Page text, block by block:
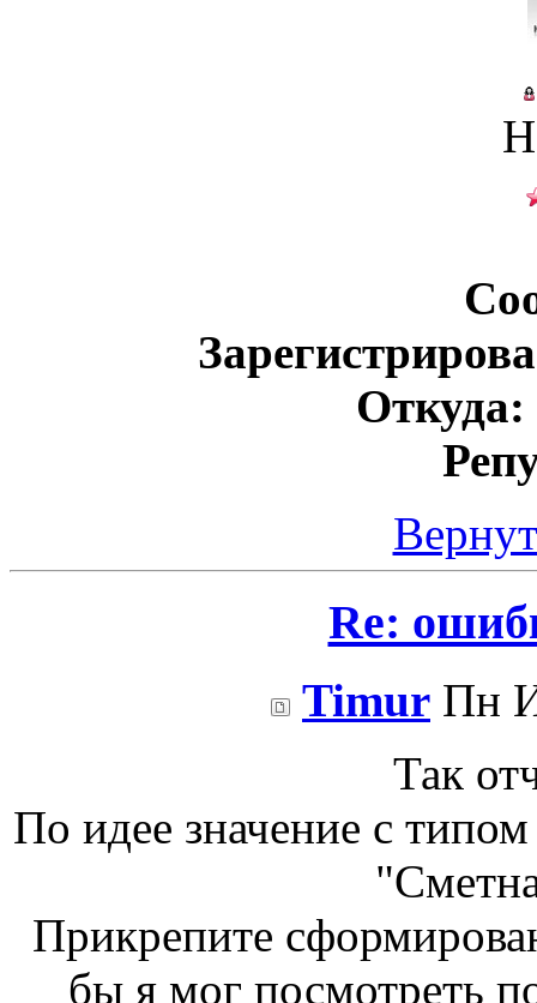
Откуда:
Re:
Timur Пн
Так
По идее значение с
Прикрепите
бы я мог посмотреть